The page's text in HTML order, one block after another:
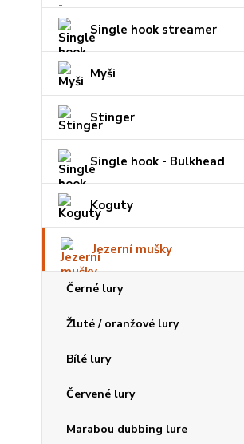
Single hook streamer
Myši
Stinger
Single hook - Bulkhead
Koguty
Jezerní mušky
Černé lury
Žluté / oranžové lury
Bílé lury
Červené lury
Marabou dubbing lure